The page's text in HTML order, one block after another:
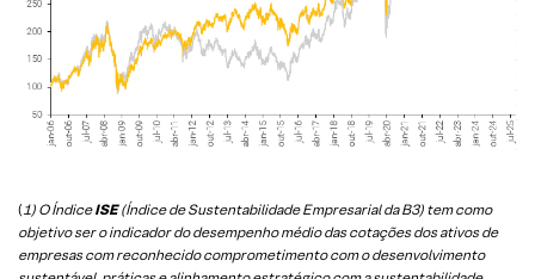
( 1) O ÍndiceISE(Índice de Sustentabilidade Empresarial da B3) tem como
objetivo ser o indicador do desempenho médio das cotações dos ativos de
empresas com reconhecido comprometimento com o desenvolvimento